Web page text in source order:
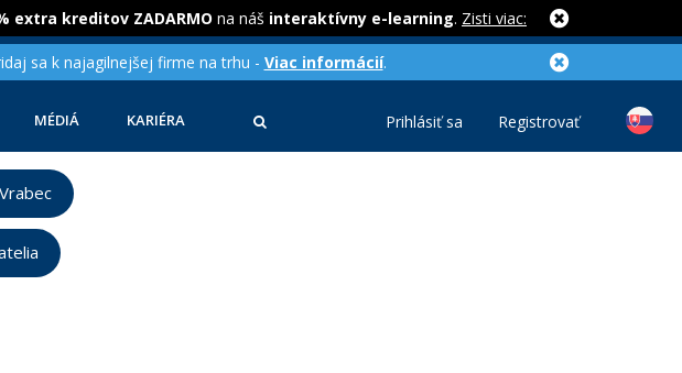
extra kreditov ZADARMO na náš interaktívny e-learning. Zisti viac:
sa k najagilnejšej firme na trhu - Viac informácií.
MÉDIÁ KARIÉRA Prihlásiť sa Registrovať